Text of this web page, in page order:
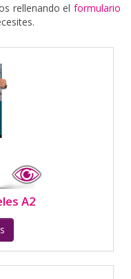
rellenando el formulario